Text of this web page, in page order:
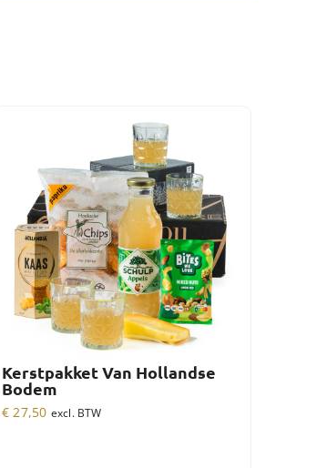
Kerstpakket Van Hollandse
Bodem
€ 27,50 excl. BTW